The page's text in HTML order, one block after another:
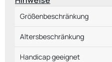
Größenbeschränkung
Altersbeschränkung
Handicap geeignet